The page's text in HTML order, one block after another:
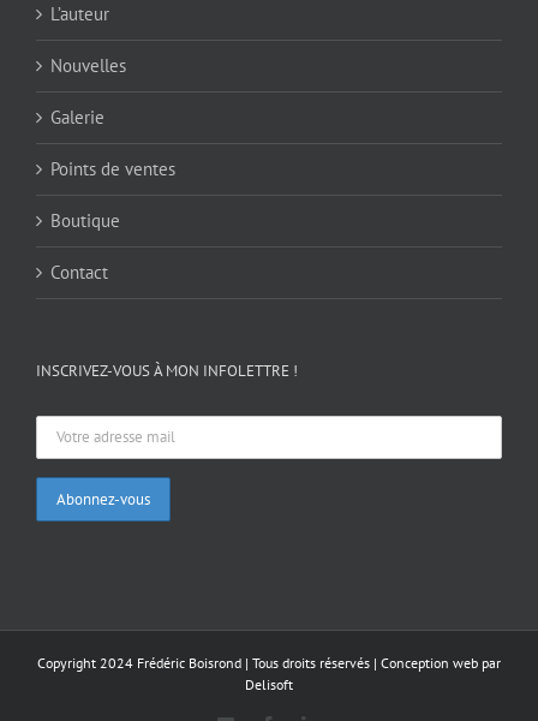
L’auteur
Nouvelles
Galerie
Points de ventes
Boutique
Contact
INSCRIVEZ-VOUS À MON INFOLETTRE !
Copyright 2024 Frédéric Boisrond | Tous droits réservés | Conception web par
Delisoft